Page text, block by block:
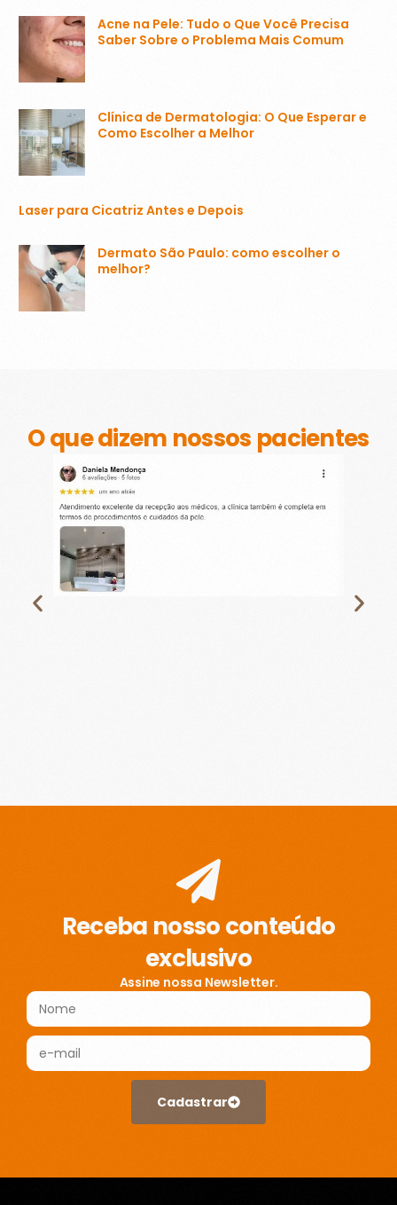
Acne na Pele: Tudo o Que Você Precisa
Saber Sobre o Problema Mais Comum
Clínica de Dermatologia: O Que Esperar e
Como Escolher a Melhor
Laser para Cicatriz Antes e Depois
Dermato São Paulo: como escolher o
melhor?
O que dizem nossos pacientes
Receba nosso conteúdo
exclusivo
Assine nossa Newsletter.
Cadastrar